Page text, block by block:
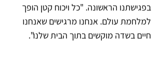
בפגישתנו הראשונה. "כל ויכוח קטן הופך
למלחמת עולם. אנחנו מרגישים שאנחנו
חיים בשדה מוקשים בתוך הבית שלנו".